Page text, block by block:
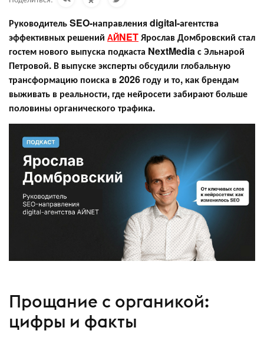
Руководитель SEO-направления digital-агентства
эффективных решений АЙNETЯрослав Домбровский стал
гостем нового выпуска подкаста NextMedia с Эльнарой
Петровой. В выпуске эксперты обсудили глобальную
трансформацию поиска в 2026 году и то, как брендам
выживать в реальности, где нейросети забирают больше
половины органического трафика.
Прощание с органикой:
цифры и факты